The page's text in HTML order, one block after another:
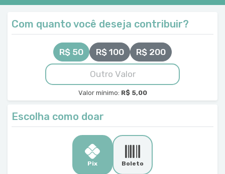
Com quanto você deseja contribuir?
R$ 50 R$ 100 R$ 200
Valor mínimo: R$ 5,00
Escolha como doar
Pix Boleto